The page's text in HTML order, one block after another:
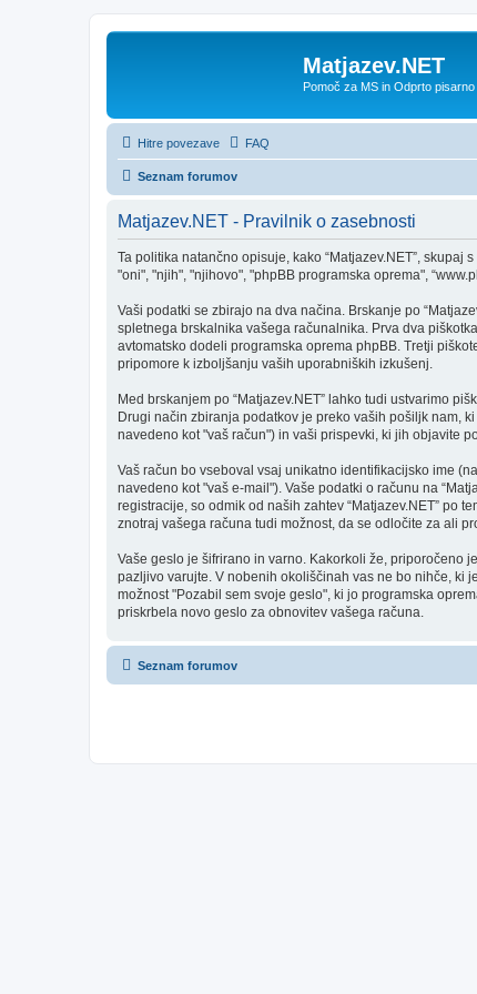
Matjazev.NET
Pomoč za MS in Odprto pisarno
Hitre povezave FAQ
Seznam forumov
Matjazev.NET - Pravilnik o zasebnosti
Ta politika natančno opisuje, kako “Matjazev.NET”, skupaj
"oni", "njih", "njihovo", "phpBB programska oprema",
Vaši podatki se zbirajo na dva načina. Brskanje po
spletnega brskalnika vašega računalnika. Prva dva
avtomatsko dodeli programska oprema phpBB. Tretji
pripomore k izboljšanju vaših uporabniških izkušenj.
Med brskanjem po “Matjazev.NET” lahko tudi ustvarimo
Drugi način zbiranja podatkov je preko vaših pošiljk nam,
navedeno kot "vaš račun") in vaši prispevki, ki jih objavite
Vaš račun bo vseboval vsaj unikatno identifikacijsko ime
navedeno kot "vaš e-mail"). Vaše podatki o računu na
registracije, so odmik od naših zahtev “Matjazev.NET” po
znotraj vašega računa tudi možnost, da se odločite za ali
Vaše geslo je šifrirano in varno. Kakorkoli že, priporočeno
pazljivo varujte. V nobenih okoliščinah vas ne bo nihče, ki
možnost "Pozabil sem svoje geslo", ki jo programska
priskrbela novo geslo za obnovitev vašega računa.
Seznam forumov